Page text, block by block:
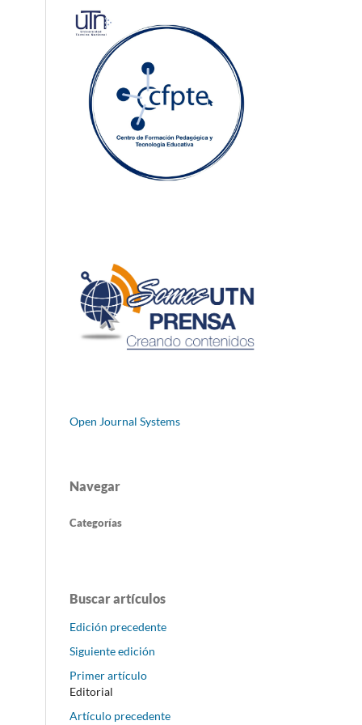
Open Journal Systems
Navegar
Categorías
Buscar artículos
Edición precedente
Siguiente edición
Primer artículo
Editorial
Artículo precedente